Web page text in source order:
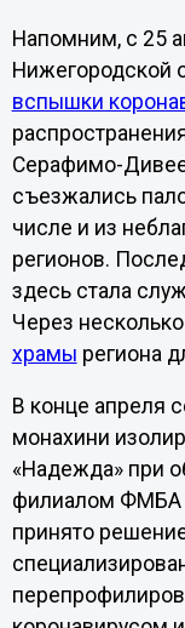
Напомним, с 25
Нижегородской
вспышки
Серафимо-
съезжались
числе и из
регионов.
здесь стала
Через
храмы региона
В конце апреля
монахини
«Надежда» при
филиалом ФМБА
принято